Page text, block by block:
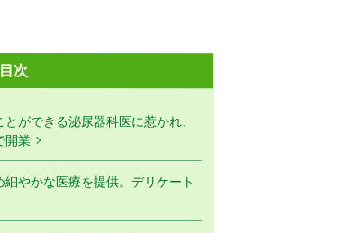
次
ができる泌尿器科医に惹かれ、
開業
やかな医療を提供。デリケート